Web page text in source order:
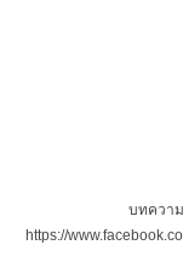
บทควา
https://